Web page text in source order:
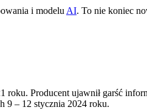
i modelu AI. To nie koniec
roku. Producent ujawnił garść
9 – 12 stycznia 2024 roku.